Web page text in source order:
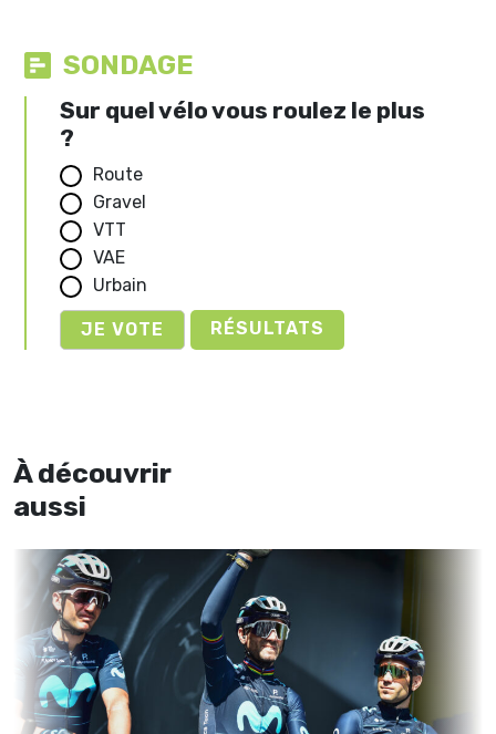
SONDAGE
Sur quel vélo vous roulez le plus
?
Route
Gravel
VTT
VAE
Urbain
RÉSULTATS
À découvrir
aussi